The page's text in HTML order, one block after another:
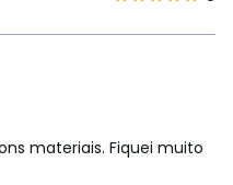
materiais. Fiquei muito